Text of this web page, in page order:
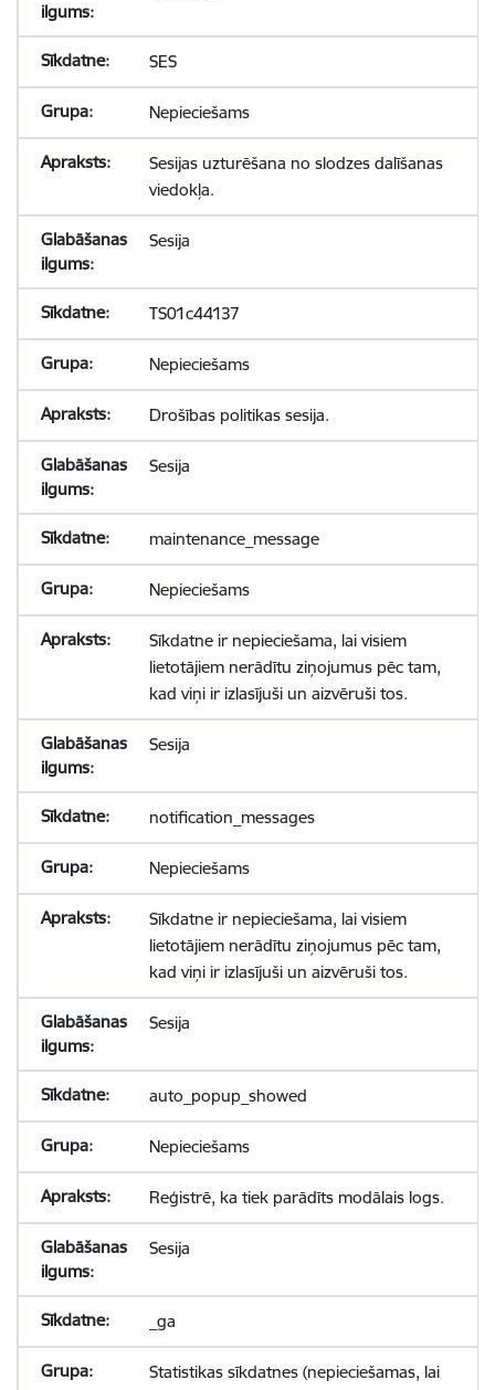
SES
Nepieciešams
Sesijas uzturēšana no slodzes dalīšanas
viedokļa.
Sesija
TS01c44137
Nepieciešams
Drošības politikas sesija.
Sesija
maintenance_message
Nepieciešams
Sīkdatne ir nepieciešama, lai visiem
lietotājiem nerādītu ziņojumus pēc tam,
kad viņi ir izlasījuši un aizvēruši tos.
Sesija
notification_messages
Nepieciešams
Sīkdatne ir nepieciešama, lai visiem
lietotājiem nerādītu ziņojumus pēc tam,
kad viņi ir izlasījuši un aizvēruši tos.
Sesija
auto_popup_showed
Nepieciešams
Reģistrē, ka tiek parādīts modālais logs.
Sesija
_ga
Statistikas sīkdatnes (nepieciešamas, lai